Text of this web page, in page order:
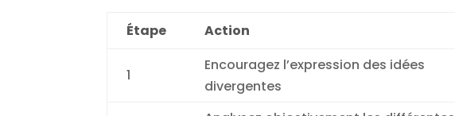
Étape Action
1
Encouragez l’expression des idées
divergentes